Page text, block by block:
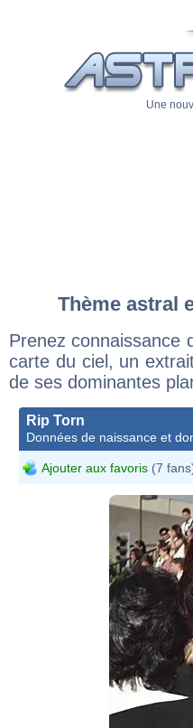
Une
Thème astral
Prenez connaissance
carte du ciel, un
de ses dominantes
Rip Torn
Données de naissance et
Ajouter aux favoris (7